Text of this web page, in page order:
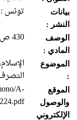
بيانات
النشر :
تونس :
الوصف
المادي :
430 ص.‏‏ ؛ ‏24‏ سم 430 ص.‏‏ ؛
الموضوع
:
الموقع
والوصول
الإلكتروني
A-